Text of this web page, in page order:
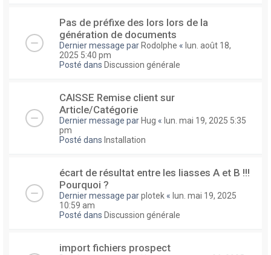
Pas de préfixe des lors lors de la
génération de documents
Dernier message par Rodolphe « lun. août 18,
2025 5:40 pm
Posté dans Discussion générale
CAISSE Remise client sur
Article/Catégorie
Dernier message par Hug « lun. mai 19, 2025 5:35
pm
Posté dans Installation
écart de résultat entre les liasses A et B !!!
Pourquoi ?
Dernier message parplotek « lun. mai 19, 2025
10:59 am
Posté dans Discussion générale
import fichiers prospect